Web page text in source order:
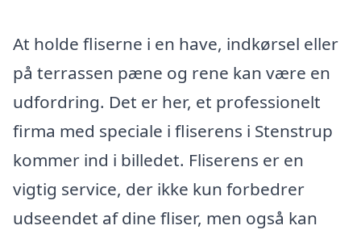
At holde fliserne i en have, indkørsel eller
på terrassen pæne og rene kan være en
udfordring. Det er her, et professionelt
firma med speciale i fliserens i Stenstrup
kommer ind i billedet. Fliserens er en
vigtig service, der ikke kun forbedrer
udseendet af dine fliser, men også kan